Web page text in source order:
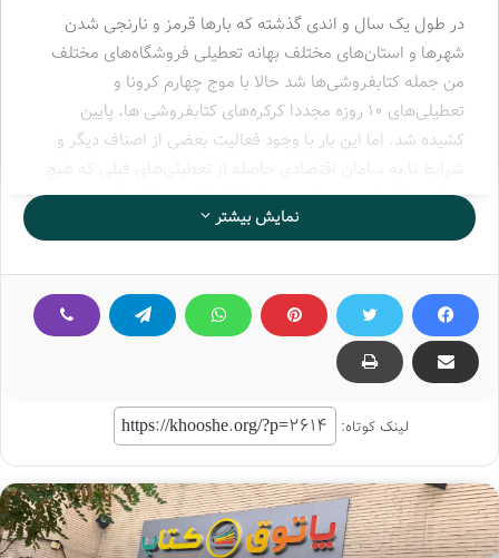
در طول یک سال و اندی گذشته که بار‌ها قرمز و نارنجی شدن
شهر‌ها و استان‌های مختلف بهانه تعطیلی فروشگاه‌های مختلف
من جمله کتابفروشی‌ها شد حالا با موج چهارم کرونا و
تعطیلی‌های ۱۰ روزه مجددا کرکره‌های کتابفروشی ها، پایین
کشیده شد. اما این بار با وجود فعالیت بعضی از اصناف دیگر و
شرایط نا به سامان اقتصادی حاصله از تعطیلی‌های قبلی که هیچ
حمایت یا کمکی هم برای تعدیل اوضاعشان دریافت نکردند،
اعتراضات آنهارا بر انگیخت.
به همین دلیل تعدادی از آن‌ها اقدام به نوشتن نامه به مسئولین
ذی ربط کرده و اعتراضات و خواسته‌های خود را مستقیما به آن‌ها
ابلاغ کردند. نادر قدیانی، نخستین ناشر و کتابفروشی بود که
نسبت به این موضوع گله کرد و نسبت به زیان ناشی از تعطیلی‌ها
اتحادیه ناشران و کتابفروشان تهران و بسیاری دیگر از
حسین سعیدی مدیرعامل به‌نشر (انتشارات آستان قدس رضوی)
در نامه‌ای به وزیر فرهنگ و ارشاد اسلامی در خصوص تعطیلی
نمایش بیشتر
لینک کوتاه: